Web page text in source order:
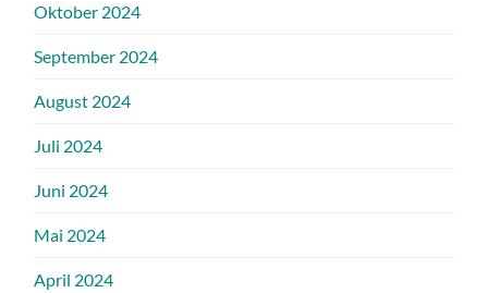
Oktober 2024
September 2024
August 2024
Juli 2024
Juni 2024
Mai 2024
April 2024